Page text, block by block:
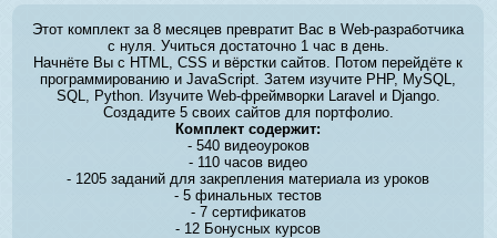
Этот комплект за 8 месяцев превратит Вас в Web-разработчика
с нуля. Учиться достаточно 1 час в день.
Начнёте Вы с HTML, CSS и вёрстки сайтов. Потом перейдёте к
программированию и JavaScript. Затем изучите PHP, MySQL,
SQL, Python. Изучите Web-фреймворки Laravel и Django.
Создадите 5 своих сайтов для портфолио.
Комплект содержит:
- 540 видеоуроков
- 110 часов видео
- 1205 заданий для закрепления материала из уроков
- 5 финальных тестов
- 7 сертификатов
- 12 Бонусных курсов